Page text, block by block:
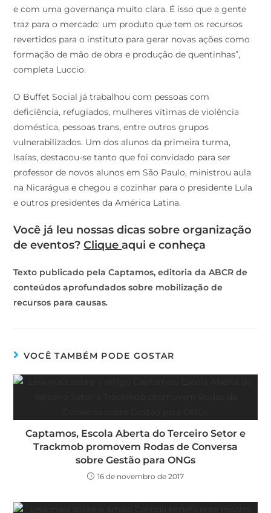
e com uma governança muito clara. É isso que a gente
traz para o mercado: um produto que tem os recursos
revertidos para o instituto para gerar novas ações como
formação de mão de obra e produção de quentinhas”,
completa Luccio.
O Buffet Social já trabalhou com pessoas com
deficiência, refugiados, mulheres vítimas de violência
doméstica, pessoas trans, entre outros grupos
vulnerabilizados. Um dos alunos da primeira turma,
Isaías, destacou-se tanto que foi convidado para ser
professor de novos alunos em São Paulo, ministrou aula
na Nicarágua e chegou a cozinhar para o presidente Lula
e outros presidentes da América Latina.
Você já leu nossas dicas sobre organização
de eventos?Cliqueaqui e conheça
Texto publicado pela Captamos, editoria da ABCR de
conteúdos aprofundados sobre mobilização de
recursos para causas.
VOCÊ TAMBÉM PODE GOSTAR
Captamos, Escola Aberta do Terceiro Setor e
Trackmob promovem Rodas de Conversa
sobre Gestão para ONGs
16 de novembro de 2017